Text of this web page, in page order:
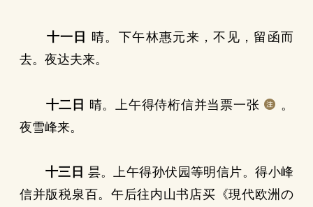
十一日
晴。下午林惠元来，不见，留函而
去。夜达夫来。
十二日 晴。上午得侍桁信并当票一张
。
夜雪峰来。
十三日 昙。上午得孙伏园等明信片。得小峰
信并版税泉百。午后往内山书店买《現代欧洲の